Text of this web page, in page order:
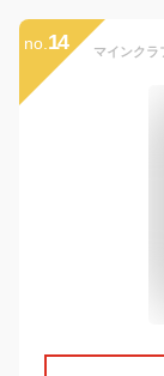
no. 14